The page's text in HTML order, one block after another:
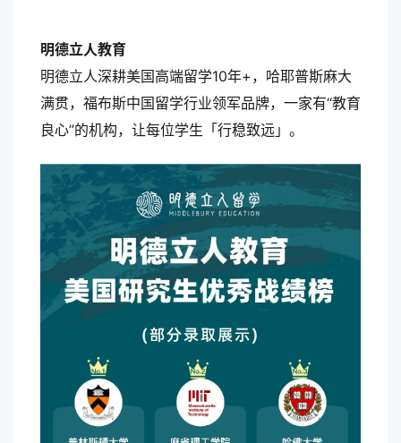
明德立人教育
明德立人深耕美国高端留学10年+，哈耶普斯麻大
满贯，福布斯中国留学行业领军品牌，一家有“教育
良心”的机构，让每位学生「行稳致远」。